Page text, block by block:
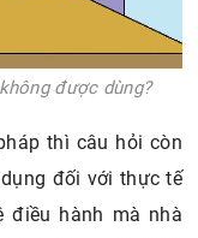
được dùng?
thì câu hỏi còn
đối với thực tế
điều hành mà nhà